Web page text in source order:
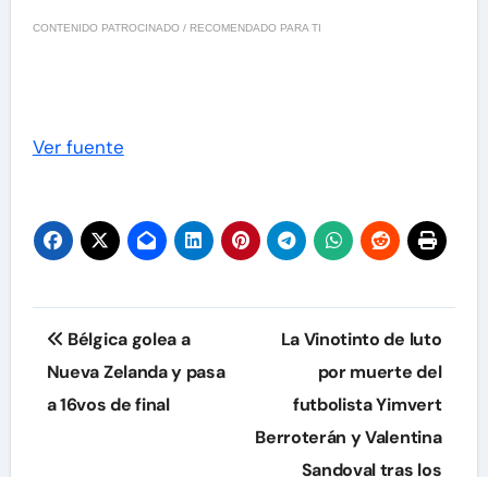
CONTENIDO PATROCINADO / RECOMENDADO PARA TI
Ver fuente
Navegación
de
entradas
Bélgica golea a
Nueva Zelanda y pasa
a 16vos de final
La Vinotinto de luto
por muerte del
futbolista Yimvert
Berroterán y Valentina
Sandoval tras los